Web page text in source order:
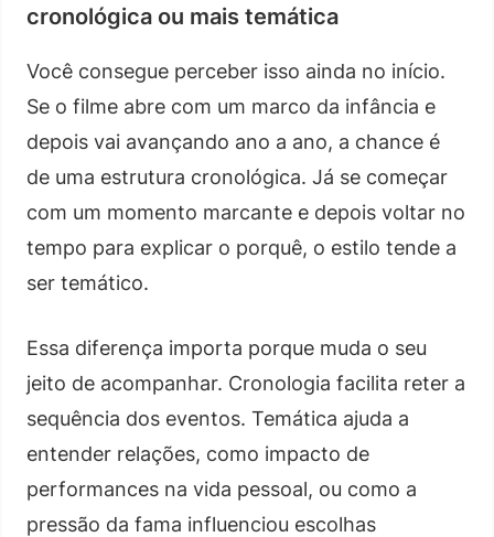
cronológica ou mais temática
Você consegue perceber isso ainda no início.
Se o filme abre com um marco da infância e
depois vai avançando ano a ano, a chance é
de uma estrutura cronológica. Já se começar
com um momento marcante e depois voltar no
tempo para explicar o porquê, o estilo tende a
ser temático.
Essa diferença importa porque muda o seu
jeito de acompanhar. Cronologia facilita reter a
sequência dos eventos. Temática ajuda a
entender relações, como impacto de
performances na vida pessoal, ou como a
pressão da fama influenciou escolhas